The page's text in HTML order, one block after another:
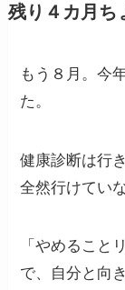
残り４カ月ち
もう８月。今
た。
健康診断は行
全然行けてい
「やめること
で、自分と向